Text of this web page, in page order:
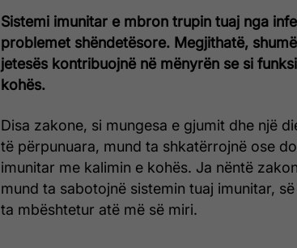
Sistemi imunitar e mbron trupin tuaj nga
problemet shëndetësore. Megjithatë,
jetesës kontribuojnë në mënyrën se si
kohës.
Disa zakone, si mungesa e gjumit dhe një
të përpunuara, mund ta shkatërrojnë ose
imunitar me kalimin e kohës. Ja nëntë
mund ta sabotojnë sistemin tuaj imunitar,
ta mbështetur atë më së miri.